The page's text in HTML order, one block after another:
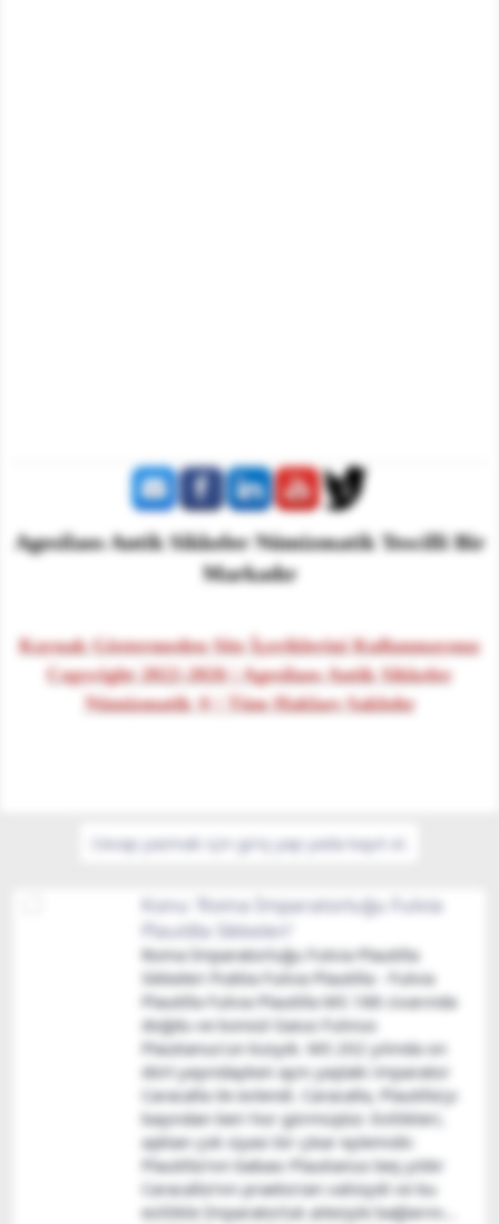
Agesilaos Antik Sikkeler Nümizmatik Tescilli Bir
Markadır
Kaynak Göstermeden Site İçeriklerini Kullanmayınız
Copyright 2022-2026 | Agesilaos Antik Sikkeler
Nümizmatik ® | Tüm Hakları Saklıdır
Cevap yazmak için giriş yap yada kayıt ol.
Konu 'Roma İmparatorluğu Fulvia
Plautilla Sikkeleri'
Roma İmparatorluğu Fulvia Plautilla
Sikkeleri Publia Fulvia Plautilla - Fulvia
Plautilla Fulvia Plautilla MS 188 civarında
doğdu ve konsül Gaius Fulvius
Plautianus'un kızıydı. MS 202 yılında on
dört yaşındayken aynı yaştaki imparator
Caracalla ile evlendi. Caracalla, Plautilla'yı
başından beri hor görmüştür. Evlilikleri,
aşktan çok siyasi bir çıkar eylemidir.
Plautilla'nın babası Plautianus beş yıldır
Caracalla'nın praetorian valisiydi ve bu
evlilikle İmparatorluk ailesiyle bağlarını...